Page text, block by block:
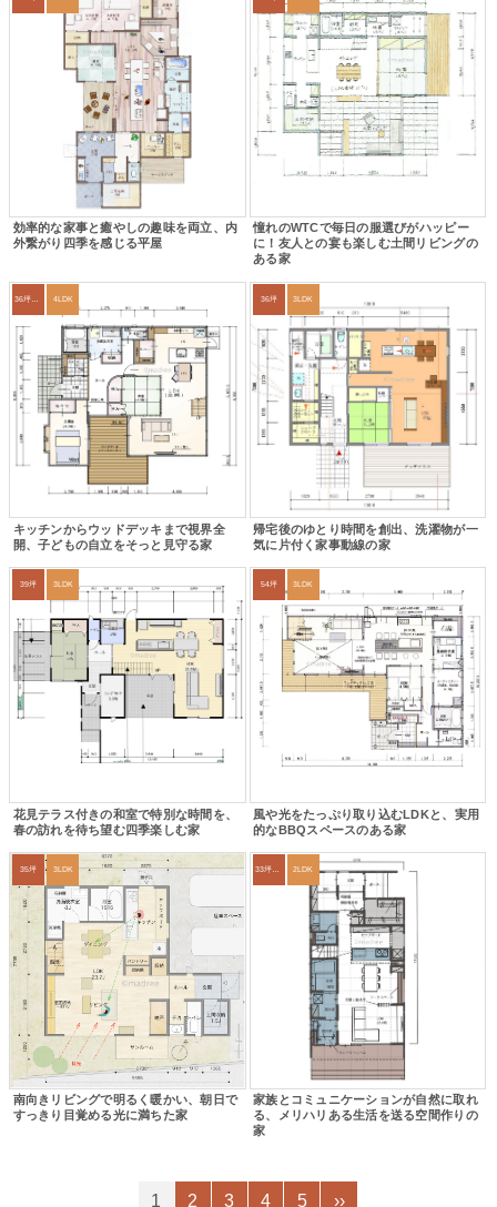
効率的な家事と癒やしの趣味を両立、内
外繋がり四季を感じる平屋
憧れのWTCで毎日の服選びがハッピー
に！友人との宴も楽しむ土間リビングの
ある家
4LDK
キッチンからウッドデッキまで視界全
開、子どもの自立をそっと見守る家
36坪 3LDK
帰宅後のゆとり時間を創出、洗濯物が一
気に片付く家事動線の家
39坪 3LDK
花見テラス付きの和室で特別な時間を、
春の訪れを待ち望む四季楽しむ家
54坪 3LDK
風や光をたっぷり取り込むLDKと、実用
的なBBQスペースのある家
35坪 3LDK
南向きリビングで明るく暖かい、朝日で
すっきり目覚める光に満ちた家
33坪～36坪 2LDK
家族とコミュニケーションが自然に取れ
る、メリハリある生活を送る空間作りの
家
1 2 3 4 5 ››